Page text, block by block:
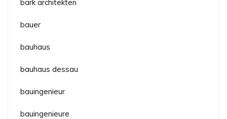
bark architekten
bauer
bauhaus
bauhaus dessau
bauingenieur
bauingenieure